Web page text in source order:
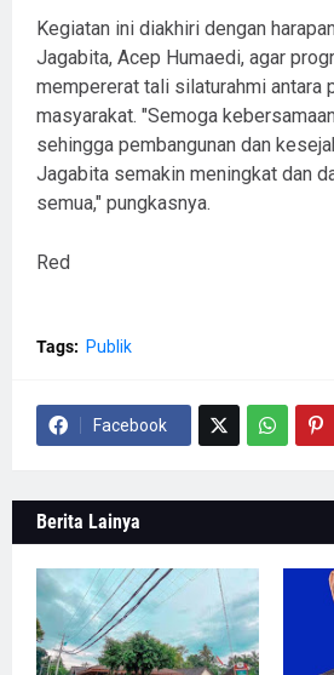
Kegiatan ini diakhiri dengan
Jagabita, Acep Humaedi, agar
mempererat tali silaturahmi antara
masyarakat. "Semoga
sehingga pembangunan dan
Jagabita semakin meningkat dan
semua," pungkasnya.
Red
Tags: Publik
Facebook
Berita Lainya